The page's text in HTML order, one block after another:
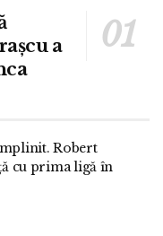
a
Robert
cu prima ligă în